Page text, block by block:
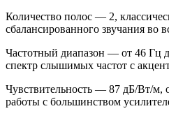
Количество полос — 2,
сбалансированного звучания во
Частотный диапазон — от 46 Гц
спектр слышимых частот с
Чувствительность — 87 дБ/Вт/м,
работы с большинством